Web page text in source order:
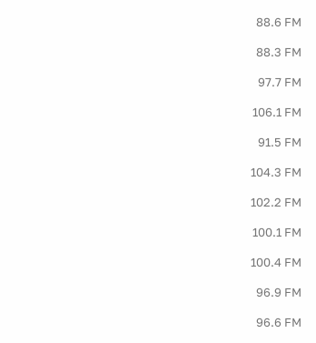
88.6 FM
88.3 FM
97.7 FM
106.1 FM
91.5 FM
104.3 FM
102.2 FM
100.1 FM
100.4 FM
96.9 FM
96.6 FM